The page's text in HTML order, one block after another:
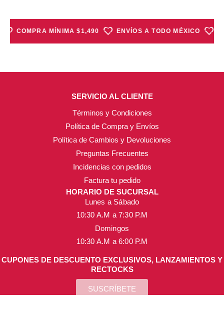
COMPRA MÍNIMA $1,490 ENVÍOS A TODO MÉXICO
SERVICIO AL CLIENTE
Términos y Condiciones
Política de Compra y Envíos
Política de Cambios y Devoluciones
Preguntas Frecuentes
Incidencias con pedidos
Factura tu pedido
HORARIO DE SUCURSAL
Lunes a Sábado
10:30 A.M a 7:30 P.M
Domingos
10:30 A.M a 6:00 P.M
CUPONES DE DESCUENTO EXCLUSIVOS, LANZAMIENTOS Y
RECTOCKS
SUSCRÍBETE